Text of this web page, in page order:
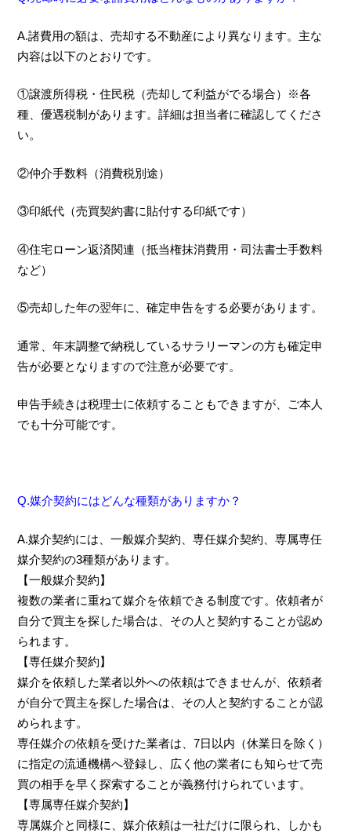
A.諸費用の額は、売却する不動産により異なります。主な
内容は以下のとおりです。
①譲渡所得税・住民税（売却して利益がでる場合）※各
種、優遇税制があります。詳細は担当者に確認してくださ
い。
②仲介手数料（消費税別途）
③印紙代（売買契約書に貼付する印紙です）
④住宅ローン返済関連（抵当権抹消費用・司法書士手数料
など）
⑤売却した年の翌年に、確定申告をする必要があります。
通常、年末調整で納税しているサラリーマンの方も確定申
告が必要となりますので注意が必要です。
申告手続きは税理士に依頼することもできますが、ご本人
でも十分可能です。
Q.媒介契約にはどんな種類がありますか？
A.媒介契約には、一般媒介契約 、専任媒介契約 、専属専任
媒介契約の3種類があります。
【一般媒介契約】
複数の業者に重ねて媒介を依頼できる制度です。依頼者が
自分で買主を探した場合は、その人と契約することが認め
られます。
【専任媒介契約】
媒介を依頼した業者以外への依頼はできませんが、依頼者
が自分で買主を探した場合は、その人と契約することが認
められます。
専任媒介の依頼を受けた業者は、7日以内（休業日を除く）
に指定の流通機構へ登録し、広く他の業者にも知らせて売
買の相手を早く探索することが義務付けられています。
【専属専任媒介契約】
専属媒介と同様に、媒介依頼は一社だけに限られ、しかも